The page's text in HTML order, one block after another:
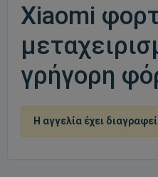
Xiaomi
γρήγορη
Η αγγελία έχει